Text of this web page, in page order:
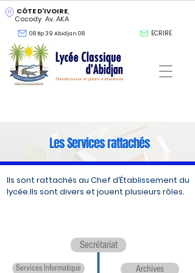
CÔTE D'IVOIRE
Cocody Av. AKA
08 Bp 39 Abidjan 08 ECRIRE
Les Services rattachés
Ils sont rattachés au Chef d’Établissement du
lycée.Ils sont divers et jouent plusieurs rôles.
Archives
Services Informatique
Secrétariat